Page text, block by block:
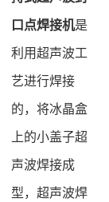
口点焊接机是
利用超声波工
艺进行焊接
的，将冰晶盒
上的小盖子超
声波焊接成
型，超声波焊